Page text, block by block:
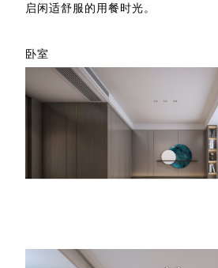
启闲适舒服的用餐时光。
卧室